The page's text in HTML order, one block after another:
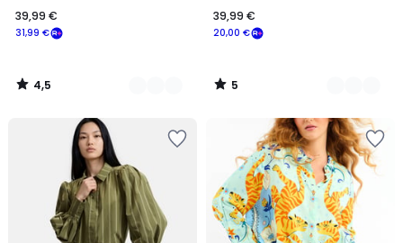
31,99 €
39,99 €
4,5
/
20,00 €
39,99 €
5
/